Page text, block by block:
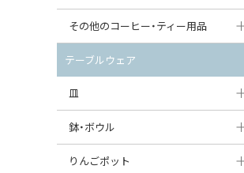
コーヒーポット
シュガーボウル
クリーマー
その他のコーヒー・ティー用品
ポットウォーマー
ピッチャー
コーヒードリッパー
テーブルウェア
皿
大皿（24cm〜）
中皿（18〜24cm）
鉢・ボウル
大鉢（21cm〜）
りんごポット